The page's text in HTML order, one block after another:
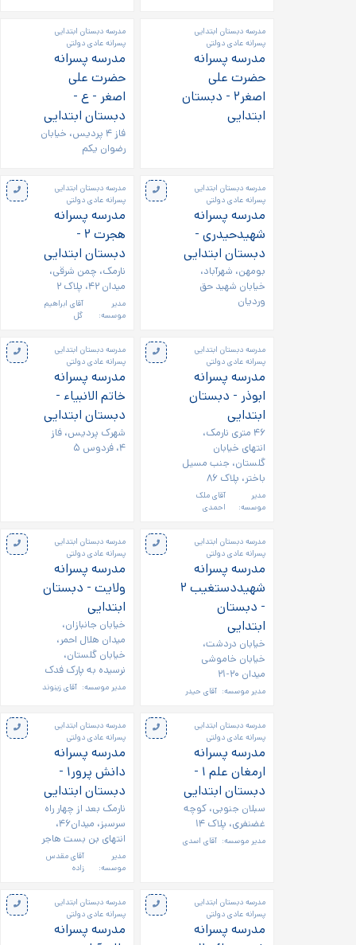
مدرسه دبستان ابتدایی
پسرانه عادی دولتی
مدرسه پسرانه
حضرت علی
اصغر۲ - دبستان
ابتدایی
مدرسه دبستان ابتدایی
پسرانه عادی دولتی
مدرسه پسرانه
حضرت علی
اصغر - ع -
دبستان ابتدایی
فاز ۴ پردیس، خیابان
رضوان یکم
مدرسه دبستان ابتدایی
پسرانه عادی دولتی
مدرسه پسرانه
شهیدحیدری -
دبستان ابتدایی
بومهن، شهرآباد،
خیابان شهید حق
وردیان
مدرسه دبستان ابتدایی
پسرانه عادی دولتی
مدرسه پسرانه
هجرت ۲ -
دبستان ابتدایی
نارمک، چمن شرقی،
میدان ۴۲، پلاک ۲
مدیر
موسسه:
آقای ابراهیم
گل
مدرسه دبستان ابتدایی
پسرانه عادی دولتی
مدرسه پسرانه
ابوذر - دبستان
ابتدایی
۴۶ متری نارمک،
انتهای خیابان
گلستان، جنب مسیل
باختر، پلاک ۸۶
مدیر
موسسه:
آقای ملک
احمدی
مدرسه دبستان ابتدایی
پسرانه عادی دولتی
مدرسه پسرانه
خاتم الانبیاء -
دبستان ابتدایی
شهرک پردیس، فاز
۴، فردوس ۵
مدرسه دبستان ابتدایی
پسرانه عادی دولتی
مدرسه پسرانه
شهیددستغیب ۲
- دبستان
ابتدایی
خیابان دردشت،
خیابان خاموشی
میدان ۲۰-۲۱
مدیر موسسه: آقای حیدر
مدرسه دبستان ابتدایی
پسرانه عادی دولتی
مدرسه پسرانه
ولایت - دبستان
ابتدایی
خیابان جانبازان،
میدان هلال احمر،
خیابان گلستان،
نرسیده به پارک فدک
مدیر موسسه: آقای زینوند
مدرسه دبستان ابتدایی
پسرانه عادی دولتی
مدرسه پسرانه
ارمغان علم ۱ -
دبستان ابتدایی
سبلان جنوبی، کوچه
غضنفری، پلاک ۱۴
مدیر موسسه: آقای اسدی
مدرسه دبستان ابتدایی
پسرانه عادی دولتی
مدرسه پسرانه
دانش پرور۱ -
دبستان ابتدایی
نارمک بعد از چهار راه
سرسبز، میدان۴۶،
انتهای بن بست هاجر
مدیر
موسسه:
آقای مقدس
زاده
مدرسه دبستان ابتدایی
پسرانه عادی دولتی
مدرسه پسرانه
مدرسه دبستان ابتدایی
پسرانه عادی دولتی
مدرسه پسرانه